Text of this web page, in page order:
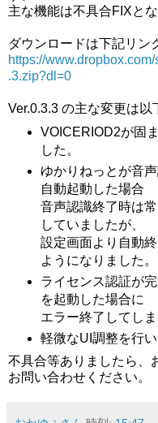
主な機能は不具合FIXとな
ダウンロードは下記リン
https://
.3.zip?dl=0
Ver.0.3.3 の主な変更は以
VOICERIOD2が固
した。
ゆかりねっとが音
自動起動した場合
音声認識終了時は
していましたが、
設定画面より自動
ようになりました。
ライセンス認証が
を起動した場合に
エラー終了してし
軽微なUI調整を行い
不具合等ありましたら、
お問い合わせください。